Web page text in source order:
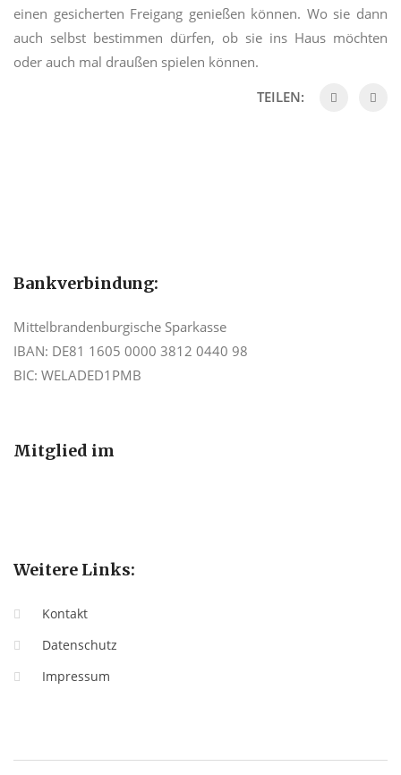
einen gesicherten Freigang genießen können. Wo sie dann
auch selbst bestimmen dürfen, ob sie ins Haus möchten
oder auch mal draußen spielen können.
TEILEN:
Bankverbindung:
Mittelbrandenburgische Sparkasse
IBAN: DE81 1605 0000 3812 0440 98
BIC: WELADED1PMB
Mitglied im
Weitere Links:
Kontakt
Datenschutz
Impressum